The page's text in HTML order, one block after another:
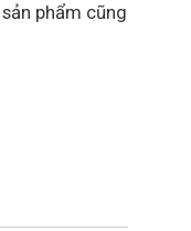
phẩm cũng